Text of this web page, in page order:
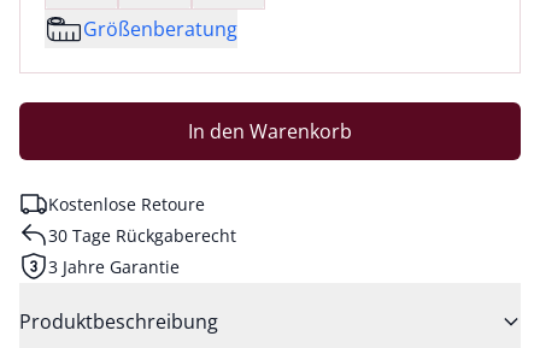
Größenberatung
In den Warenkorb
Kostenlose Retoure
30 Tage Rückgaberecht
3 Jahre Garantie
Produktbeschreibung